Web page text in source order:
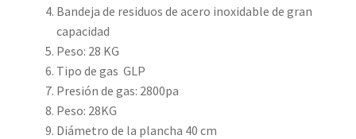
Bandeja de residuos de acero inoxidable de gran
capacidad
Peso: 28 KG
Tipo de gas GLP
Presión de gas: 2800pa
Peso: 28KG
Diámetro de la plancha 40 cm